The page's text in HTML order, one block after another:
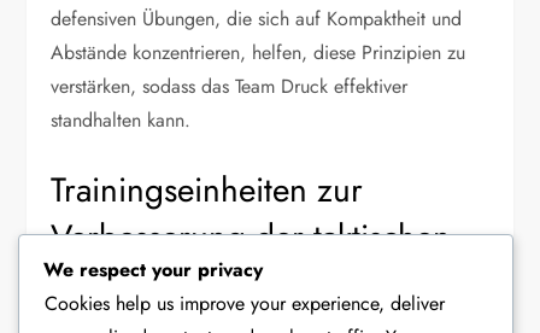
defensiven Übungen, die sich auf Kompaktheit und
Abstände konzentrieren, helfen, diese Prinzipien zu
verstärken, sodass das Team Druck effektiver
standhalten kann.
Trainingseinheiten zur
Verbesserung der taktischen
Disziplin
We respect your privacy
Cookies help us improve your experience, deliver